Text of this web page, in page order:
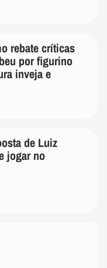
rebate críticas
por figurino
inveja e
de Luiz
jogar no